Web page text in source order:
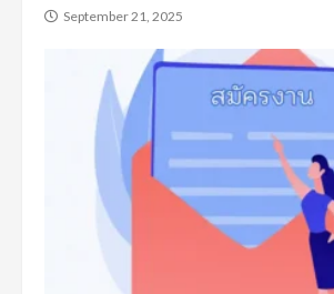
September 21, 2025